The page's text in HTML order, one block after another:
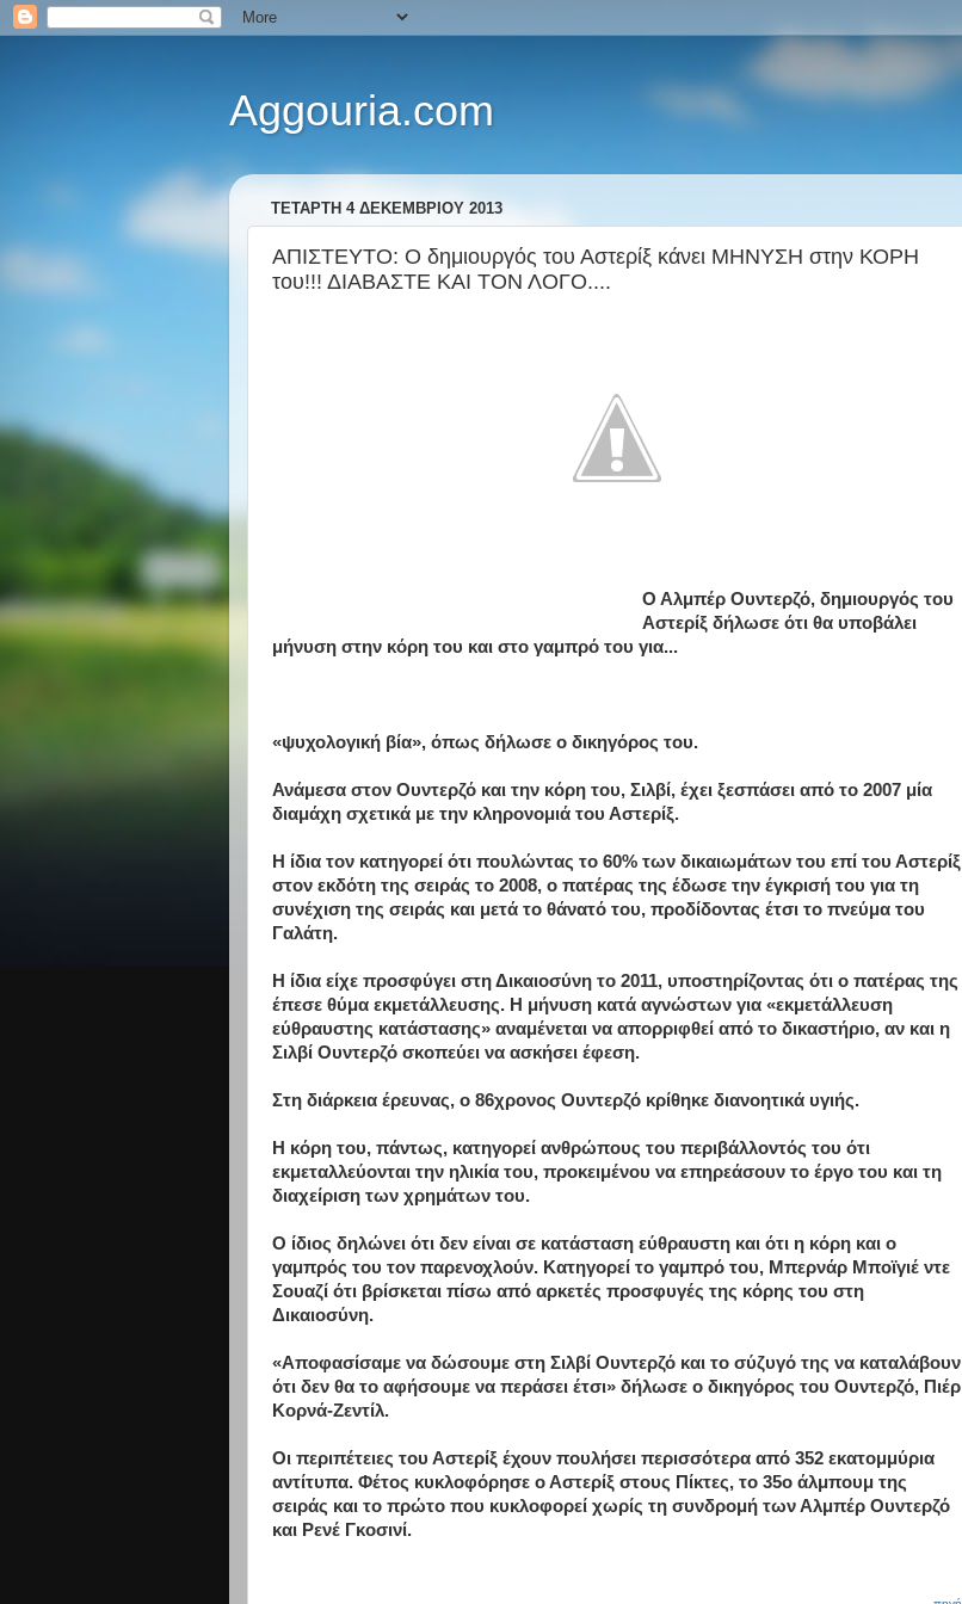
Aggouria.com
ΤΕΤΆΡΤΗ 4 ΔΕΚΕΜΒΡΊΟΥ 2013
ΑΠΙΣΤΕΥΤΟ: Ο δημιουργός του Αστερίξ κάνει ΜΗΝΥΣΗ στην ΚΟΡΗ
του!!! ΔΙΑΒΑΣΤΕ ΚΑΙ ΤΟΝ ΛΟΓΟ....
Ο Αλμπέρ Ουντερζό, δημιουργός του
Αστερίξ δήλωσε ότι θα υποβάλει
μήνυση στην κόρη του και στο γαμπρό του για...
«ψυχολογική βία», όπως δήλωσε ο δικηγόρος του.
Ανάμεσα στον Ουντερζό και την κόρη του, Σιλβί, έχει ξεσπάσει από το 2007 μία
διαμάχη σχετικά με την κληρονομιά του Αστερίξ.
Η ίδια τον κατηγορεί ότι πουλώντας το 60% των δικαιωμάτων του επί του Αστερίξ
στον εκδότη της σειράς το 2008, ο πατέρας της έδωσε την έγκρισή του για τη
συνέχιση της σειράς και μετά το θάνατό του, προδίδοντας έτσι το πνεύμα του
Γαλάτη.
Η ίδια είχε προσφύγει στη Δικαιοσύνη το 2011, υποστηρίζοντας ότι ο πατέρας της
έπεσε θύμα εκμετάλλευσης. Η μήνυση κατά αγνώστων για «εκμετάλλευση
εύθραυστης κατάστασης» αναμένεται να απορριφθεί από το δικαστήριο, αν και η
Σιλβί Ουντερζό σκοπεύει να ασκήσει έφεση.
Στη διάρκεια έρευνας, ο 86χρονος Ουντερζό κρίθηκε διανοητικά υγιής.
Η κόρη του, πάντως, κατηγορεί ανθρώπους του περιβάλλοντός του ότι
εκμεταλλεύονται την ηλικία του, προκειμένου να επηρεάσουν το έργο του και τη
διαχείριση των χρημάτων του.
Ο ίδιος δηλώνει ότι δεν είναι σε κατάσταση εύθραυστη και ότι η κόρη και ο
γαμπρός του τον παρενοχλούν. Κατηγορεί το γαμπρό του, Μπερνάρ Μποϊγιέ ντε
Σουαζί ότι βρίσκεται πίσω από αρκετές προσφυγές της κόρης του στη
Δικαιοσύνη.
«Αποφασίσαμε να δώσουμε στη Σιλβί Ουντερζό και το σύζυγό της να καταλάβουν
ότι δεν θα το αφήσουμε να περάσει έτσι» δήλωσε ο δικηγόρος του Ουντερζό, Πιέρ
Κορνά-Ζεντίλ.
Οι περιπέτειες του Αστερίξ έχουν πουλήσει περισσότερα από 352 εκατομμύρια
αντίτυπα. Φέτος κυκλοφόρησε ο Αστερίξ στους Πίκτες, το 35ο άλμπουμ της
σειράς και το πρώτο που κυκλοφορεί χωρίς τη συνδρομή των Αλμπέρ Ουντερζό
και Ρενέ Γκοσινί.